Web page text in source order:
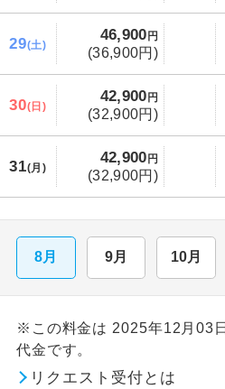
29(土)
46,900 円
(36,900円)
30(日)
42,900 円
(32,900円)
31(月)
42,900 円
(32,900円)
8月 9月 10月
※この料金は 2025年12月03
代金です。
リクエスト受付とは